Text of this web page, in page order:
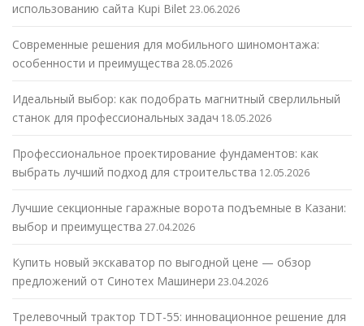
использованию сайта Kupi Bilet23.06.2026
Современные решения для мобильного шиномонтажа:
особенности и преимущества 28.05.2026
Идеальный выбор: как подобрать магнитный сверлильный
станок для профессиональных задач 18.05.2026
Профессиональное проектирование фундаментов: как
выбрать лучший подход для строительства 12.05.2026
Лучшие секционные гаражные ворота подъемные в Казани:
выбор и преимущества 27.04.2026
Купить новый экскаватор по выгодной цене — обзор
предложений от Синотех Машинери 23.04.2026
Трелевочный трактор TDT-55: инновационное решение для